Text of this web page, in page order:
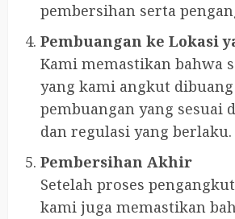
pembersihan serta
Pembuangan ke Lokasi
Kami memastikan bahwa
yang kami angkut
pembuangan yang sesuai
dan regulasi yang berlaku.
Pembersihan Akhir
Setelah proses
kami juga memastikan